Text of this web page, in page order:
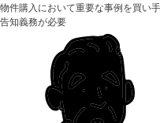
物件購入において重要な事例を買い
告知義務が必要